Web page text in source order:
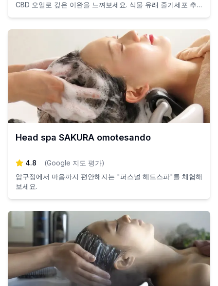
CBD 오일로 깊은 이완을 느껴보세요. 식물 유래 줄기세포 추
Head spa SAKURA omotesando
4.8 (Google 지도 평가)
압구정에서 마음까지 편안해지는 "퍼스널 헤드스파"를 체험해
보세요.